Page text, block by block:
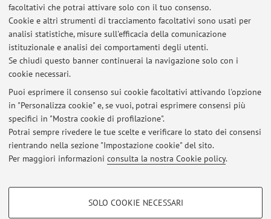
facoltativi che potrai attivare solo con il tuo consenso.
Cookie e altri strumenti di tracciamento facoltativi sono usati per
analisi statistiche, misure sull'efficacia della comunicazione
istituzionale e analisi dei comportamenti degli utenti.
Se chiudi questo banner continuerai la navigazione solo con i
cookie necessari.
Puoi esprimere il consenso sui cookie facoltativi attivando l'opzione
in "Personalizza cookie" e, se vuoi, potrai esprimere consensi più
specifici in "Mostra cookie di profilazione".
Potrai sempre rivedere le tue scelte e verificare lo stato dei consensi
rientrando nella sezione "Impostazione cookie" del sito.
Per maggiori informazioni consulta la nostra Cookie policy.
COOKIE DI PROFILAZIONE - FACOLTATIVI
SOLO COOKIE NECESSARI
Ultimi avvisi
ESITI APPELLI ESAME FIRME DIGITALI
Pubblicato il: 30 giugno 2026
MATERIALI ESAME LEGAL TECH E LEGAL TECH E BLOCKCHAIN
Pubblicato il: 14 maggio 2026
APPELLI D'ESAME 2026 SESSIONE ESTIVA E AUTUNNALE
Pubblicato il: 10 aprile 2026
Area riservata